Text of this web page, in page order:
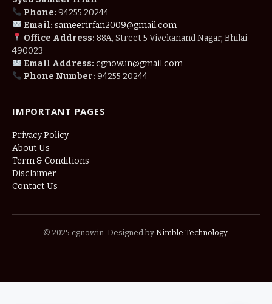
Phone: 94255 20244
Email: sameerirfan2009@gmail.com
Office Address: 88A, Street 5 Vivekanand Nagar, Bhilai
490023
Email Address: cgnow.in@gmail.com
Phone Number: 94255 20244
IMPORTANT PAGES
Privacy Policy
About Us
Term & Conditions
Disclaimer
Contact Us
© 2025 cgnow.in. Designed by Nimble Technology.